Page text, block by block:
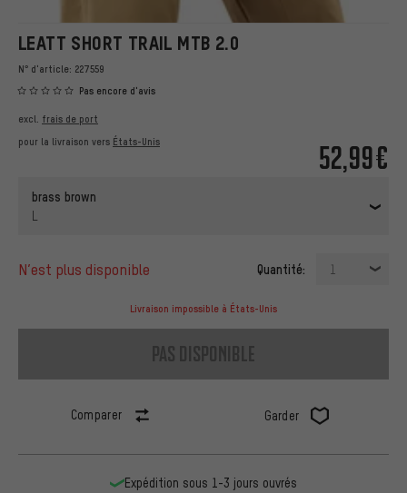
LEATT SHORT TRAIL MTB 2.0
N° d'article: 227559
Pas encore d'avis
52,99€
excl. frais de port
pour la livraison vers États-Unis
brass brown
L
n’est plus disponible Quantité: 1
Livraison impossible à États-Unis
pas disponible
Comparer Garder
Expédition sous 1-3 jours ouvrés